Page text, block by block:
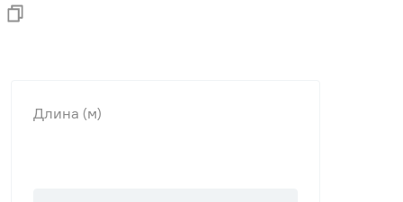
Длина (м)